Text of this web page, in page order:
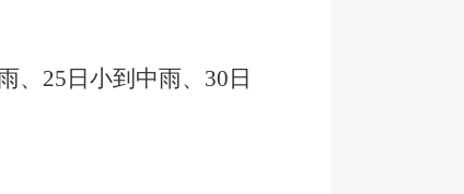
、 25 日小到中雨、 30 日